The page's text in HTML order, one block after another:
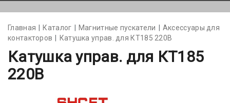
Главная Каталог Магнитные пускатели
Аксессуары для
контакторов
Катушка управ. для КТ185 220В
Катушка управ. для КТ185
220В